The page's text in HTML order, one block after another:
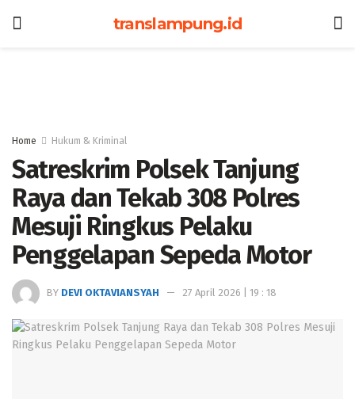
translampung.id
Home Hukum & Kriminal
Satreskrim Polsek Tanjung
Raya dan Tekab 308 Polres
Mesuji Ringkus Pelaku
Penggelapan Sepeda Motor
BY DEVI OKTAVIANSYAH 27 April 2026 | 19 : 18